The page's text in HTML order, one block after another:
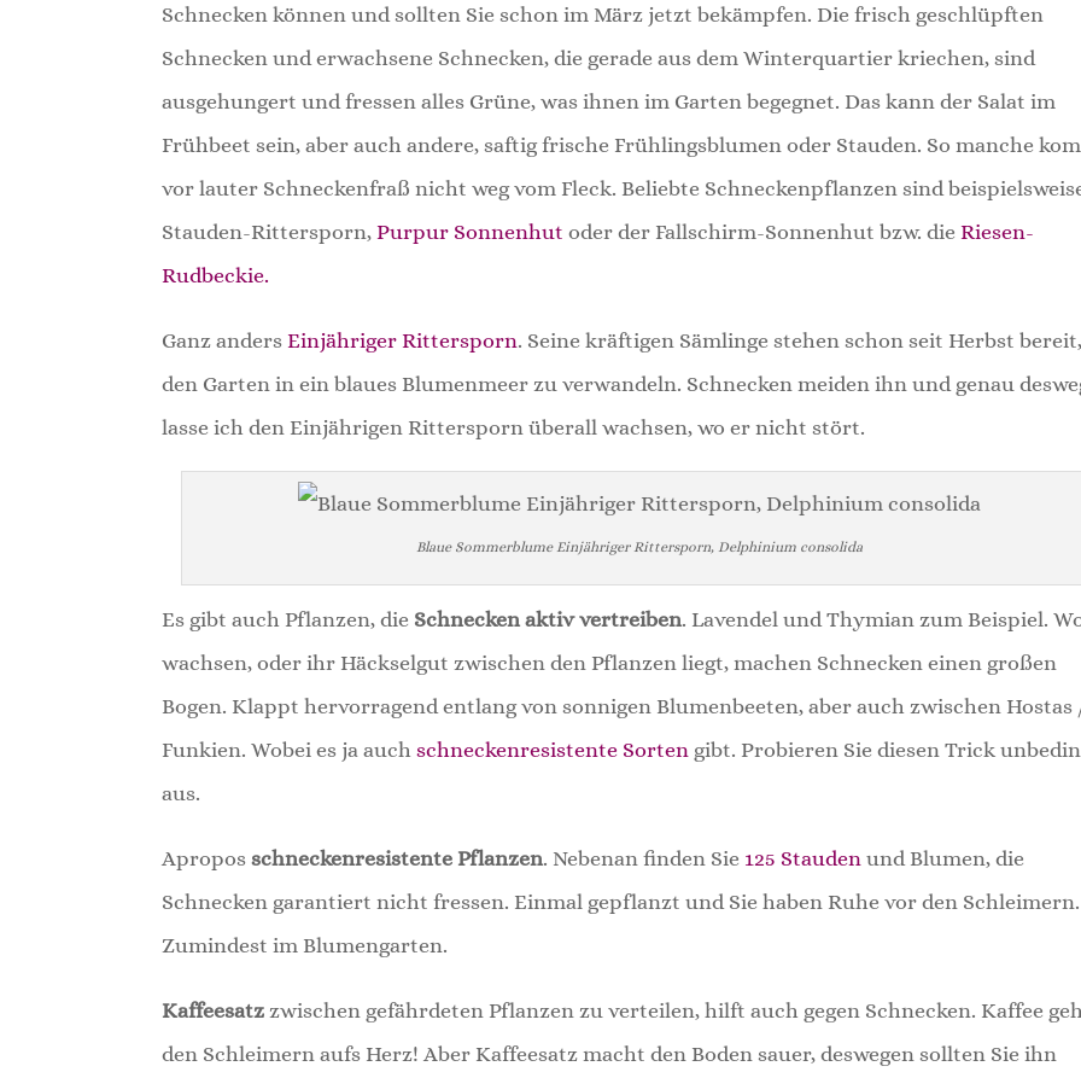
Schnecken können und sollten Sie schon im März jetzt bekämpfen. Die frisch geschlüpften
Schnecken und erwachsene Schnecken, die gerade aus dem Winterquartier kriechen, sind
ausgehungert und fressen alles Grüne, was ihnen im Garten begegnet. Das kann der Salat im
Frühbeet sein, aber auch andere, saftig frische Frühlingsblumen oder Stauden. So manche
vor lauter Schneckenfraß nicht weg vom Fleck. Beliebte Schneckenpflanzen sind
Stauden-Rittersporn,Purpur Sonnenhut oder der Fallschirm-Sonnenhut bzw. die Riesen-
Rudbeckie.
Ganz andersEinjähriger Rittersporn. Seine kräftigen Sämlinge stehen schon seit Herbst
den Garten in ein blaues Blumenmeer zu verwandeln. Schnecken meiden ihn und genau
lasse ich den Einjährigen Rittersporn überall wachsen, wo er nicht stört.
Blaue Sommerblume Einjähriger Rittersporn, Delphinium consolida
Es gibt auch Pflanzen, die Schnecken aktiv vertreiben. Lavendel und Thymian zum Beispiel.
wachsen, oder ihr Häckselgut zwischen den Pflanzen liegt, machen Schnecken einen großen
Bogen. Klappt hervorragend entlang von sonnigen Blumenbeeten, aber auch zwischen Hostas
Funkien. Wobei es ja auch schneckenresistente Sorten gibt. Probieren Sie diesen Trick
aus.
Aproposschneckenresistente Pflanzen. Nebenan finden Sie 125 Stauden und Blumen, die
Schnecken garantiert nicht fressen. Einmal gepflanzt und Sie haben Ruhe vor den Schleimern.
Zumindest im Blumengarten.
Kaffeesatz zwischen gefährdeten Pflanzen zu verteilen, hilft auch gegen Schnecken. Kaffee
den Schleimern aufs Herz! Aber Kaffeesatz macht den Boden sauer, deswegen sollten Sie ihn